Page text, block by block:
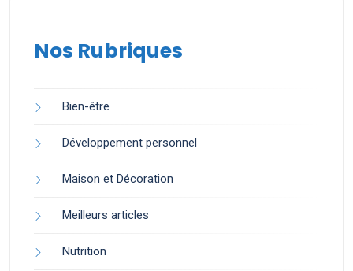
Nos Rubriques
Bien-être
Développement personnel
Maison et Décoration
Meilleurs articles
Nutrition